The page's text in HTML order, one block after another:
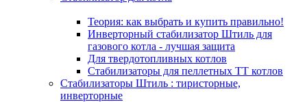
Теория: как выбрать и купить правильно!
Инверторный стабилизатор Штиль для
газового котла - лучшая защита
Для твердотопливных котлов
Стабилизаторы для пеллетных ТТ котлов
Стабилизаторы Штиль : тиристорные,
инверторные